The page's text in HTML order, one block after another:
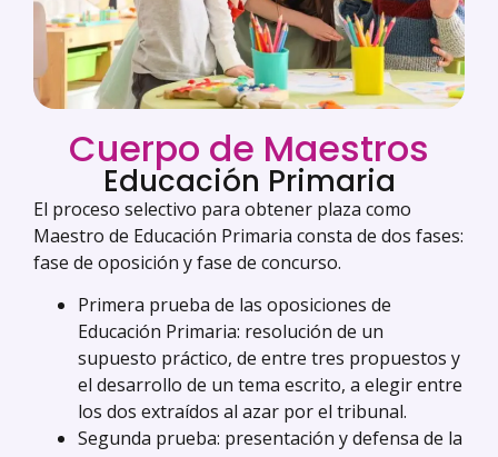
Cuerpo de Maestros
Educación Primaria
El proceso selectivo para obtener plaza como
Maestro de Educación Primaria consta de dos fases:
fase de oposición y fase de concurso.
Primera prueba de las oposiciones de
Educación Primaria: resolución de un
supuesto práctico, de entre tres propuestos y
el desarrollo de un tema escrito, a elegir entre
los dos extraídos al azar por el tribunal.
Segunda prueba: presentación y defensa de la